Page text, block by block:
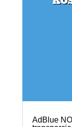
AdBlue